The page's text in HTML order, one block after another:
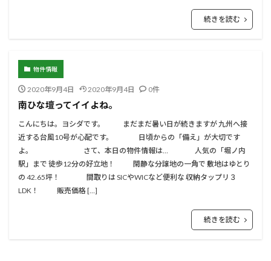
続きを読む
物件情報
2020年9月4日 2020年9月4日 0件
南ひな壇ってイイよね。
こんにちは。ヨシダです。 まだまだ暑い日が続きますが 九州へ接
近する台風10号が心配です。 日頃からの「備え」が大切です
よ。 さて、本日の物件情報は… 人気の「堀ノ内
駅」まで 徒歩12分の好立地！ 閑静な分譲地の一角で 敷地はゆとり
の 42.65坪！ 間取りは SICやWICなど便利な 収納タップリ３
LDK！ 販売価格 […]
続きを読む